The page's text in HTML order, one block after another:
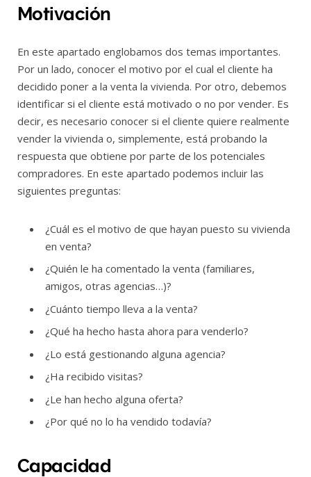
Motivación
En este apartado englobamos dos temas importantes.
Por un lado, conocer el motivo por el cual el cliente ha
decidido poner a la venta la vivienda. Por otro, debemos
identificar si el cliente está motivado o no por vender. Es
decir, es necesario conocer si el cliente quiere realmente
vender la vivienda o, simplemente, está probando la
respuesta que obtiene por parte de los potenciales
compradores. En este apartado podemos incluir las
siguientes preguntas:
¿Cuál es el motivo de que hayan puesto su vivienda
en venta?
¿Quién le ha comentado la venta (familiares,
amigos, otras agencias…)?
¿Cuánto tiempo lleva a la venta?
¿Qué ha hecho hasta ahora para venderlo?
¿Lo está gestionando alguna agencia?
¿Ha recibido visitas?
¿Le han hecho alguna oferta?
¿Por qué no lo ha vendido todavía?
Capacidad